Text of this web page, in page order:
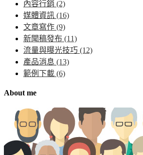
內容行銷 (2)
媒體資訊 (16)
文章寫作 (9)
新聞稿發布 (11)
流量與曝光技巧 (12)
產品消息 (13)
範例下載 (6)
About me